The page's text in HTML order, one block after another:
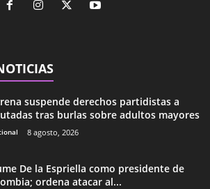
suspende derechos partidistas a
tras burlas sobre adultos mayores
8 agosto, 2026
De la Espriella como presidente de
ordena atacar al...